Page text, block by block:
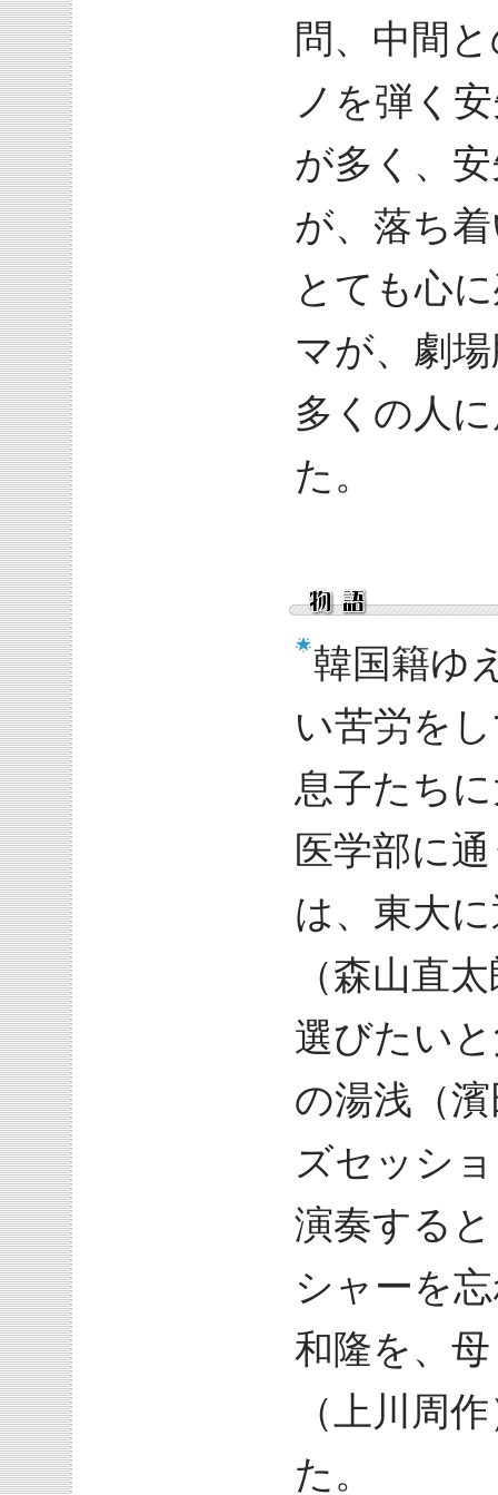
問、中間
ノを弾く
が多く、
が、落ち
とても心
マが、劇
多くの人
た。
韓国籍ゆ
い苦労を
息子たち
医学部に
は、東大
（森山直
選びたい
の湯浅（
ズセッシ
演奏する
シャーを
和隆を、
（上川周
た。